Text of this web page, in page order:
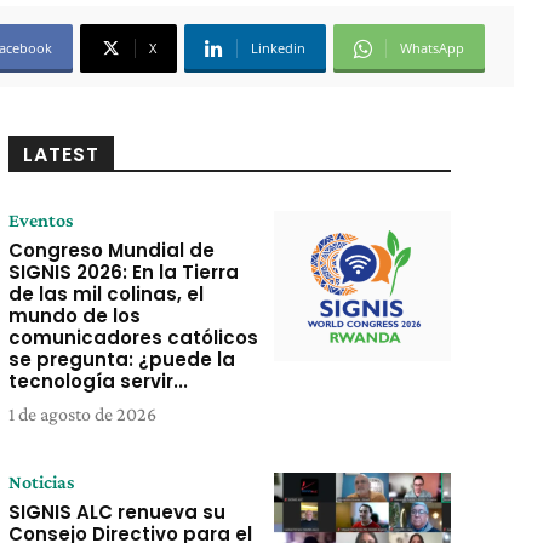
X Linkedin WhatsApp
LATEST
Eventos
Congreso Mundial de
SIGNIS 2026: En la Tierra
de las mil colinas, el
mundo de los
comunicadores católicos
se pregunta: ¿puede la
tecnología servir...
1 de agosto de 2026
Noticias
SIGNIS ALC renueva su
Consejo Directivo para el